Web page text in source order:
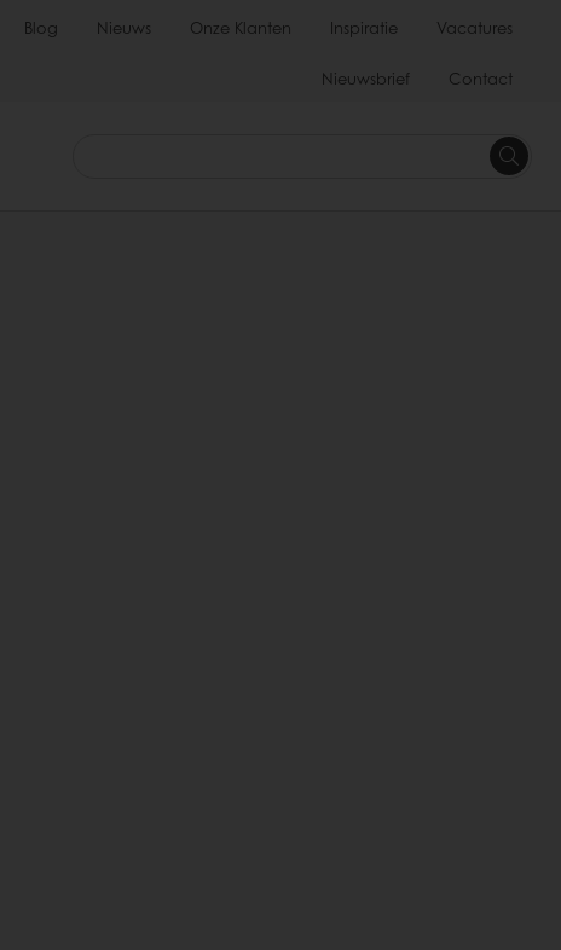
Blog Nieuws Onze Klanten Inspiratie Vacatures
Nieuwsbrief Contact